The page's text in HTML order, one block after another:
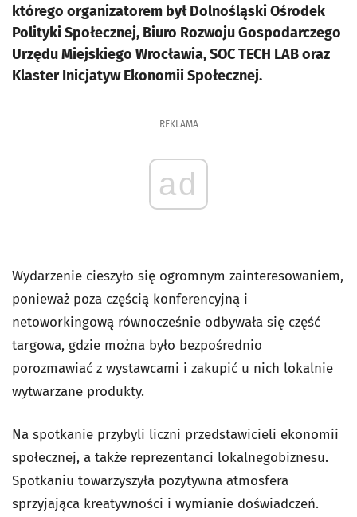
którego organizatorem był Dolnośląski Ośrodek
Polityki Społecznej, Biuro Rozwoju Gospodarczego
Urzędu Miejskiego Wrocławia, SOC TECH LAB oraz
Klaster Inicjatyw Ekonomii Społecznej.
REKLAMA
ad
Wydarzenie cieszyło się ogromnym zainteresowaniem,
ponieważ poza częścią konferencyjną i
netoworkingową równocześnie odbywała się część
targowa, gdzie można było bezpośrednio
porozmawiać z wystawcami i zakupić u nich lokalnie
wytwarzane produkty.
Na spotkanie przybyli liczni przedstawicieli ekonomii
społecznej, a także reprezentanci lokalnegobiznesu.
Spotkaniu towarzyszyła pozytywna atmosfera
sprzyjająca kreatywności i wymianie doświadczeń.